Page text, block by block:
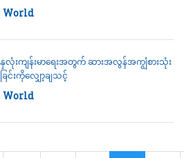
ပေးပို့
Category:
World
နှလုံးကျန်းမာရေးအတွက် ဆားအလွန်အကျွံစားသုံး
ခြင်းကိုလျှော့ချသင့်
Category:
World